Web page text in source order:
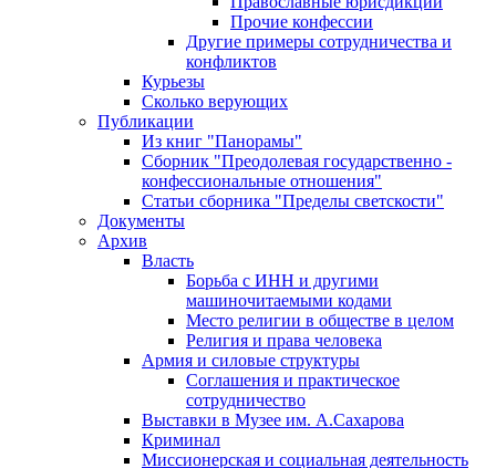
Прочие конфессии
Другие примеры сотрудничества и
конфликтов
Курьезы
Сколько верующих
Публикации
Из книг "Панорамы"
Сборник "Преодолевая государственно -
конфессиональные отношения"
Статьи сборника "Пределы светскости"
Документы
Архив
Власть
Борьба с ИНН и другими
машиночитаемыми кодами
Место религии в обществе в целом
Религия и права человека
Армия и силовые структуры
Соглашения и практическое
сотрудничество
Выставки в Музее им. А.Сахарова
Криминал
Миссионерская и социальная деятельность